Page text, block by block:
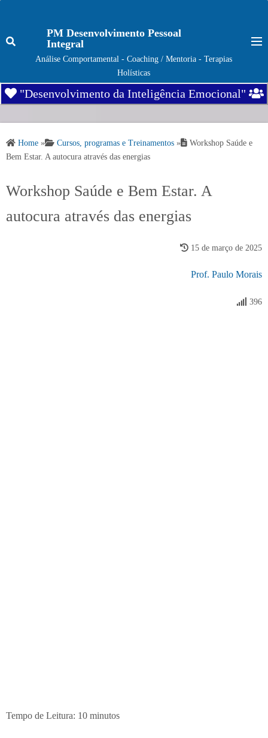
o
PM Desenvolvimento Pessoal
Integral
Análise Comportamental - Coaching / Mentoria - Terapias
Holísticas
"Desenvolvimento da Inteligência Emocional"
Home » Cursos, programas e Treinamentos »
Workshop Saúde e
Bem Estar. A autocura através das energias
Workshop Saúde e Bem Estar. A
autocura através das energias
15 de março de 2025
Prof. Paulo Morais
396
Tempo de Leitura: 10 minutos